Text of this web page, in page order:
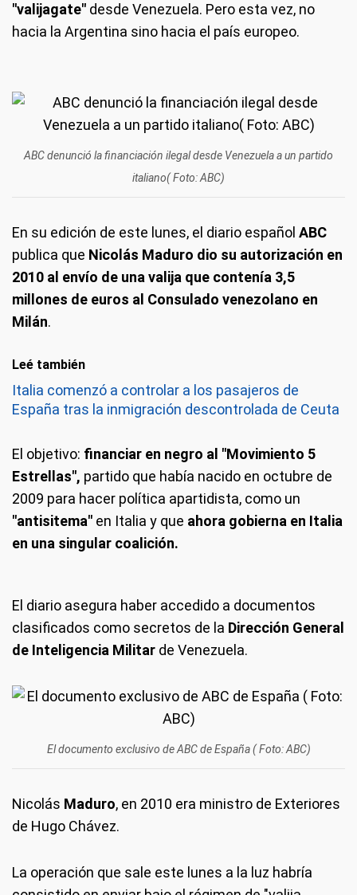
"valijagate" desde Venezuela. Pero esta vez, no
hacia la Argentina sino hacia el país europeo.
ABC denunció la financiación ilegal desde Venezuela a un partido
italiano( Foto: ABC)
En su edición de este lunes, el diario español ABC
publica que Nicolás Maduro dio su autorización en
2010 al envío de una valija que contenía 3,5
millones de euros al Consulado venezolano en
Milán.
Leé también
Italia comenzó a controlar a los pasajeros de
España tras la inmigración descontrolada de Ceuta
El objetivo: financiar en negro al "Movimiento 5
Estrellas", partido que había nacido en octubre de
2009 para hacer política apartidista, como un
"antisitema" en Italia y que ahora gobierna en Italia
en una singular coalición.
El diario asegura haber accedido a documentos
clasificados como secretos de la Dirección General
de Inteligencia Militar de Venezuela.
El documento exclusivo de ABC de España ( Foto: ABC)
Nicolás Maduro, en 2010 era ministro de Exteriores
de Hugo Chávez.
La operación que sale este lunes a la luz habría